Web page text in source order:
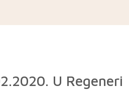
U Regeneri